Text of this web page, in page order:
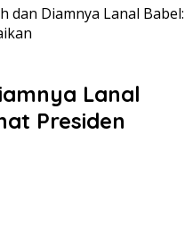
dan Diamnya Lanal Babel:
Lanal
Presiden